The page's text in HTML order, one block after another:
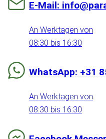
E-Mail:
An Werktagen von
08:30 bis 16:30
WhatsApp: +31
An Werktagen von
08:30 bis 16:30